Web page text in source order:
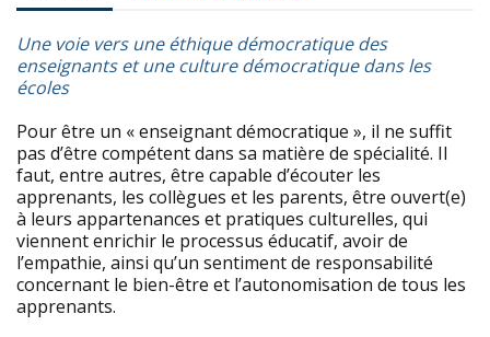
Une voie vers une éthique démocratique des
enseignants et une culture démocratique dans les
écoles
Pour être un « enseignant démocratique », il ne suffit
pas d’être compétent dans sa matière de spécialité. Il
faut, entre autres, être capable d’écouter les
apprenants, les collègues et les parents, être ouvert(e)
à leurs appartenances et pratiques culturelles, qui
viennent enrichir le processus éducatif, avoir de
l’empathie, ainsi qu’un sentiment de responsabilité
concernant le bien-être et l’autonomisation de tous les
apprenants.